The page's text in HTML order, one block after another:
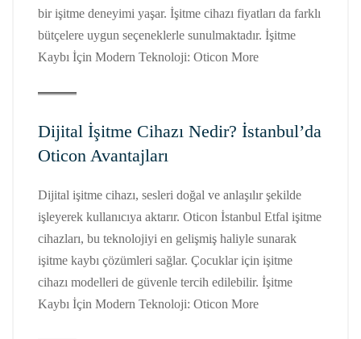
bir işitme deneyimi yaşar. İşitme cihazı fiyatları da farklı
bütçelere uygun seçeneklerle sunulmaktadır. İşitme
Kaybı İçin Modern Teknoloji: Oticon More
Dijital İşitme Cihazı Nedir? İstanbul’da
Oticon Avantajları
Dijital işitme cihazı, sesleri doğal ve anlaşılır şekilde
işleyerek kullanıcıya aktarır. Oticon İstanbul Etfal işitme
cihazları, bu teknolojiyi en gelişmiş haliyle sunarak
işitme kaybı çözümleri sağlar. Çocuklar için işitme
cihazı modelleri de güvenle tercih edilebilir. İşitme
Kaybı İçin Modern Teknoloji: Oticon More